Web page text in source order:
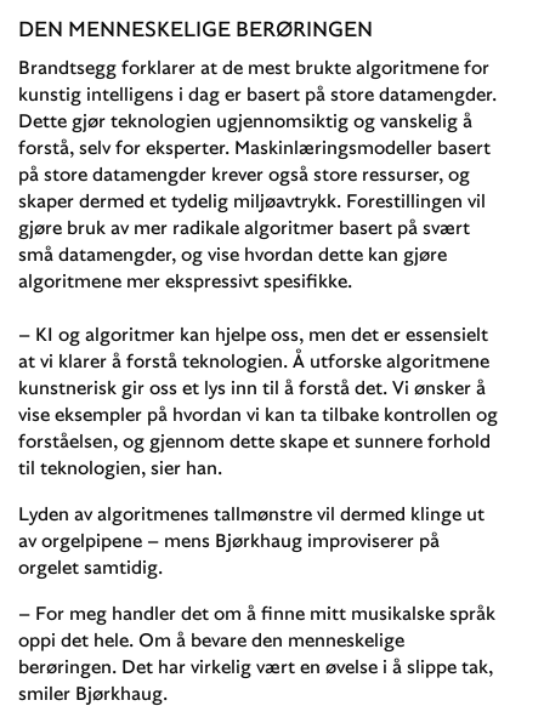
DEN MENNESKELIGE BERØRINGEN
Brandtsegg forklarer at de mest brukte algoritmene for
kunstig intelligens i dag er basert på store datamengder.
Dette gjør teknologien ugjennomsiktig og vanskelig å
forstå, selv for eksperter. Maskinlæringsmodeller basert
på store datamengder krever også store ressurser, og
skaper dermed et tydelig miljøavtrykk. Forestillingen vil
gjøre bruk av mer radikale algoritmer basert på svært
små datamengder, og vise hvordan dette kan gjøre
algoritmene mer ekspressivt spesifikke.
– KI og algoritmer kan hjelpe oss, men det er essensielt
at vi klarer å forstå teknologien. Å utforske algoritmene
kunstnerisk gir oss et lys inn til å forstå det. Vi ønsker å
vise eksempler på hvordan vi kan ta tilbake kontrollen og
forståelsen, og gjennom dette skape et sunnere forhold
til teknologien, sier han.
Lyden av algoritmenes tallmønstre vil dermed klinge ut
av orgelpipene – mens Bjørkhaug improviserer på
orgelet samtidig.
– For meg handler det om å finne mitt musikalske språk
oppi det hele. Om å bevare den menneskelige
berøringen. Det har virkelig vært en øvelse i å slippe tak,
smiler Bjørkhaug.